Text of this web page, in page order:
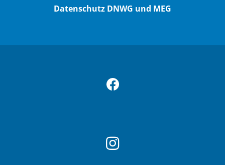
Datenschutz DNWG und MEG